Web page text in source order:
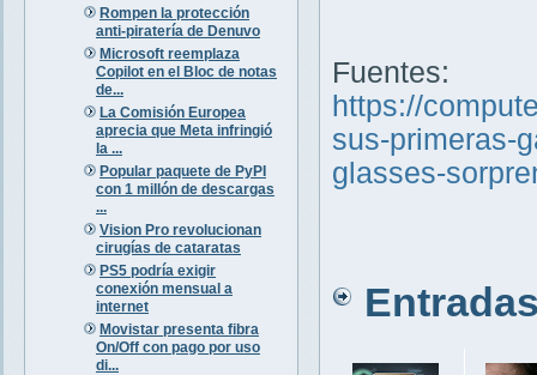
Rompen la protección
anti-piratería de Denuvo
Microsoft reemplaza
Copilot en el Bloc de notas
de...
La Comisión Europea
aprecia que Meta infringió
la ...
Popular paquete de PyPI
con 1 millón de descargas
...
Vision Pro revolucionan
cirugías de cataratas
PS5 podría exigir
conexión mensual a
internet
Movistar presenta fibra
On/Off con pago por uso
di...
Fuentes:
https://
sus-primeras-
glasses-
Entradas